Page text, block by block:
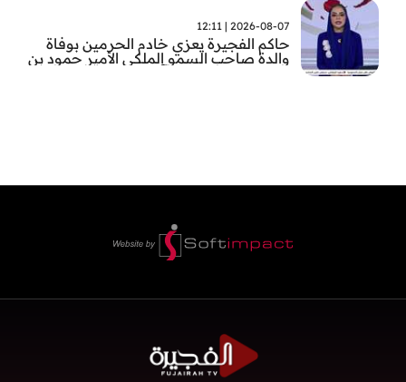
2026-08-07 | 12:11
حاكم الفجيرة يعزي خادم الحرمين بوفاة
والدة صاحب السمو الملكي الأمير حمود بن